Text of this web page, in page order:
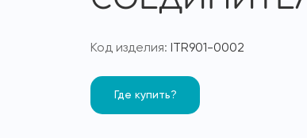
Код изделия: ITR901-0002
Где купить?